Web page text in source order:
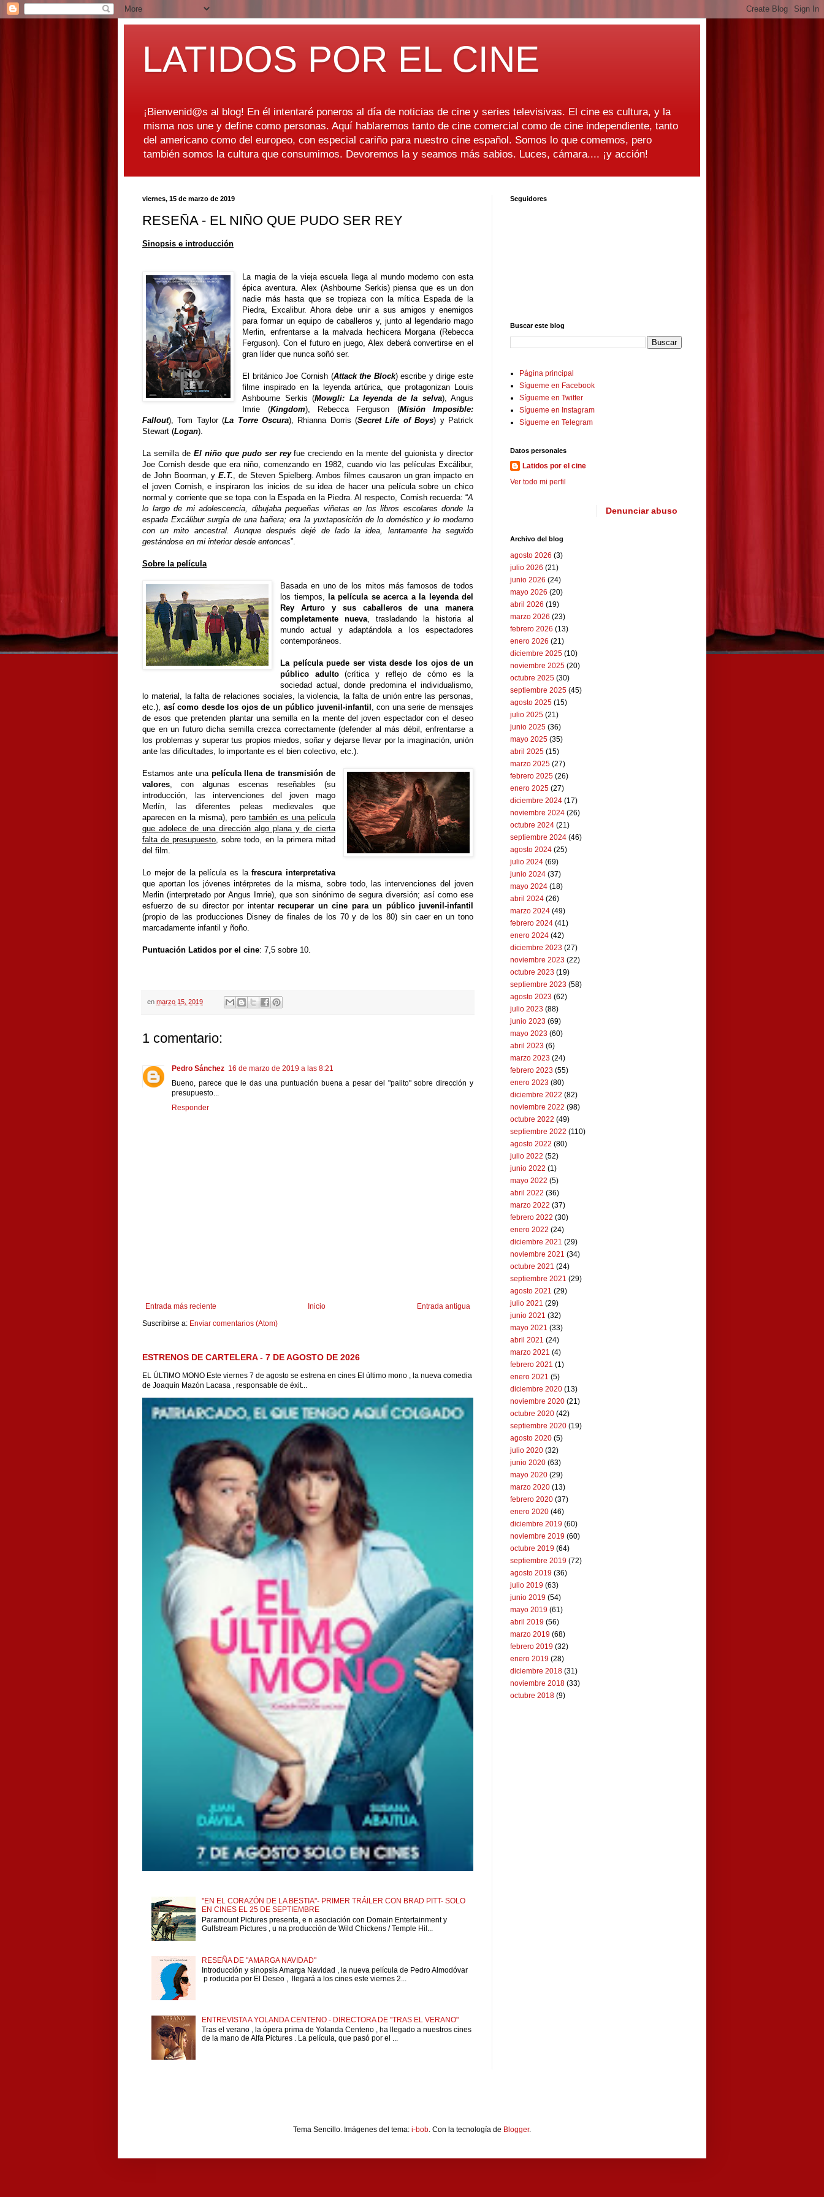
LATIDOS POR EL CINE
¡Bienvenid@s al blog! En él intentaré poneros al día de noticias de cine y series televisivas. El cine es cultura, y la
misma nos une y define como personas. Aquí hablaremos tanto de cine comercial como de cine independiente, tanto
del americano como del europeo, con especial cariño para nuestro cine español. Somos lo que comemos, pero
también somos la cultura que consumimos. Devoremos la y seamos más sabios. Luces, cámara.... ¡y acción!
viernes, 15 de marzo de 2019
RESEÑA - EL NIÑO QUE PUDO SER REY
Sinopsis e introducción
La magia de la vieja escuela llega al mundo moderno con esta
épica aventura. Alex (Ashbourne Serkis) piensa que es un don
nadie más hasta que se tropieza con la mítica Espada de la
Piedra, Excalibur. Ahora debe unir a sus amigos y enemigos
para formar un equipo de caballeros y, junto al legendario mago
Merlin, enfrentarse a la malvada hechicera Morgana (Rebecca
Ferguson). Con el futuro en juego, Alex deberá convertirse en el
gran líder que nunca soñó ser.
El británico Joe Cornish (Attack the Block) escribe y dirige este
filme inspirado en la leyenda artúrica, que protagonizan Louis
Ashbourne Serkis (Mowgli: La leyenda de la selva), Angus
Imrie (Kingdom), Rebecca Ferguson (Misión Imposible:
Fallout), Tom Taylor (La Torre Oscura), Rhianna Dorris (Secret Life of Boys) y Patrick
Stewart (Logan).
La semilla de El niño que pudo ser reyfue creciendo en la mente del guionista y director
Joe Cornish desde que era niño, comenzando en 1982, cuando vio las películas Excálibur,
de John Boorman, yE.T., de Steven Spielberg. Ambos filmes causaron un gran impacto en
el joven Cornish, e inspiraron los inicios de su idea de hacer una película sobre un chico
normal y corriente que se topa con la Espada en la Piedra. Al respecto, Cornish recuerda: “A
lo largo de mi adolescencia, dibujaba pequeñas viñetas en los libros escolares donde la
espada Excálibur surgía de una bañera; era la yuxtaposición de lo doméstico y lo moderno
con un mito ancestral. Aunque después dejé de lado la idea, lentamente ha seguido
gestándose en mi interior desde entonces”.
Sobre la película
Basada en uno de los mitos más famosos de todos
los tiempos,
la película se acerca a la leyenda del
Rey Arturo y sus caballeros de una manera
completamente nueva, trasladando la historia al
mundo actual y adaptándola a los espectadores
contemporáneos.
La película puede ser vista desde los ojos de un
público adulto(crítica y reflejo de cómo es la
sociedad actual, donde predomina el individualismo,
lo material, la falta de relaciones sociales, la violencia, la falta de unión entre las personas,
etc.), así como desde los ojos de un público juvenil-infantil , con una serie de mensajes
de esos que pretenden plantar una semilla en la mente del joven espectador con el deseo
que en un futuro dicha semilla crezca correctamente (defender al más débil, enfrentarse a
los problemas y superar tus propios miedos, soñar y dejarse llevar por la imaginación, unión
ante las dificultades, lo importante es el bien colectivo, etc.).
Estamos ante una película llena de transmisión de
valores, con algunas escenas reseñables (su
introducción, las intervenciones del joven mago
Merlín, las diferentes peleas medievales que
aparecen en la misma), pero también es una película
que adolece de una dirección algo plana y de cierta
falta de presupuesto, sobre todo, en la primera mitad
del film.
Lo mejor de la película es lafrescura interpretativa
que aportan los jóvenes intérpretes de la misma, sobre todo, las intervenciones del joven
Merlin (interpretado por Angus Imrie), que son sinónimo de segura diversión; así como ese
esfuerzo de su director por intentar recuperar un cine para un público juvenil-infantil
(propio de las producciones Disney de finales de los 70 y de los 80) sin caer en un tono
marcadamente infantil y ñoño.
Puntuación Latidos por el cine: 7,5 sobre 10.
en marzo 15, 2019
1 comentario:
Pedro Sánchez 16 de marzo de 2019 a las 8:21
Bueno, parece que le das una puntuación buena a pesar del "palito" sobre dirección y
presupuesto...
Responder
Entrada más reciente Entrada antigua
Inicio
Suscribirse a: Enviar comentarios (Atom)
ESTRENOS DE CARTELERA - 7 DE AGOSTO DE 2026
EL ÚLTIMO MONO Este viernes 7 de agosto se estrena en cines El último mono , la nueva comedia
de Joaquín Mazón Lacasa , responsable de éxit...
"EN EL CORAZÓN DE LA BESTIA"- PRIMER TRÁILER CON BRAD PITT- SOLO
EN CINES EL 25 DE SEPTIEMBRE
Paramount Pictures presenta, e n asociación con Domain Entertainment y
Gulfstream Pictures , u na producción de Wild Chickens / Temple Hil...
RESEÑA DE "AMARGA NAVIDAD"
Introducción y sinopsis Amarga Navidad , la nueva película de Pedro Almodóvar
p roducida por El Deseo , llegará a los cines este viernes 2...
ENTREVISTA A YOLANDA CENTENO - DIRECTORA DE "TRAS EL VERANO"
Tras el verano , la ópera prima de Yolanda Centeno , ha llegado a nuestros cines
de la mano de Alfa Pictures . La película, que pasó por el ...
Seguidores
Buscar este blog
Página principal
Sígueme en Facebook
Sígueme en Twitter
Sígueme en Instagram
Sígueme en Telegram
Datos personales
Latidos por el cine
Ver todo mi perfil
Denunciar abuso
Archivo del blog
agosto 2026 (3)
julio 2026 (21)
junio 2026 (24)
mayo 2026 (20)
abril 2026 (19)
marzo 2026 (23)
febrero 2026 (13)
enero 2026 (21)
diciembre 2025 (10)
noviembre 2025 (20)
octubre 2025 (30)
septiembre 2025 (45)
agosto 2025 (15)
julio 2025 (21)
junio 2025 (36)
mayo 2025 (35)
abril 2025 (15)
marzo 2025 (27)
febrero 2025 (26)
enero 2025 (27)
diciembre 2024 (17)
noviembre 2024 (26)
octubre 2024 (21)
septiembre 2024 (46)
agosto 2024 (25)
julio 2024 (69)
junio 2024 (37)
mayo 2024 (18)
abril 2024 (26)
marzo 2024 (49)
febrero 2024 (41)
enero 2024 (42)
diciembre 2023 (27)
noviembre 2023 (22)
octubre 2023 (19)
septiembre 2023 (58)
agosto 2023 (62)
julio 2023 (88)
junio 2023 (69)
mayo 2023 (60)
abril 2023 (6)
marzo 2023 (24)
febrero 2023 (55)
enero 2023 (80)
diciembre 2022 (82)
noviembre 2022 (98)
octubre 2022 (49)
septiembre 2022 (110)
agosto 2022 (80)
julio 2022 (52)
junio 2022 (1)
mayo 2022 (5)
abril 2022 (36)
marzo 2022 (37)
febrero 2022 (30)
enero 2022 (24)
diciembre 2021 (29)
noviembre 2021 (34)
octubre 2021 (24)
septiembre 2021 (29)
agosto 2021 (29)
julio 2021 (29)
junio 2021 (32)
mayo 2021 (33)
abril 2021 (24)
marzo 2021 (4)
febrero 2021 (1)
enero 2021 (5)
diciembre 2020 (13)
noviembre 2020 (21)
octubre 2020 (42)
septiembre 2020 (19)
agosto 2020 (5)
julio 2020 (32)
junio 2020 (63)
mayo 2020 (29)
marzo 2020 (13)
febrero 2020 (37)
enero 2020 (46)
diciembre 2019 (60)
noviembre 2019 (60)
octubre 2019 (64)
septiembre 2019 (72)
agosto 2019 (36)
julio 2019 (63)
junio 2019 (54)
mayo 2019 (61)
abril 2019 (56)
marzo 2019 (68)
febrero 2019 (32)
enero 2019 (28)
diciembre 2018 (31)
noviembre 2018 (33)
octubre 2018 (9)
Tema Sencillo. Imágenes del tema: i-bob. Con la tecnología de Blogger.